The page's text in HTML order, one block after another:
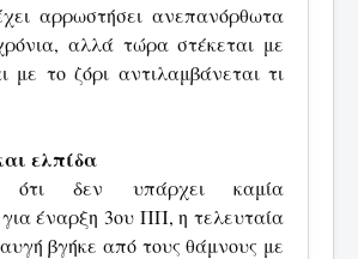
αρρωστήσει ανεπανόρθωτα
αλλά τώρα στέκεται με
με το ζόρι αντιλαμβάνεται τι
ελπίδα
ότι δεν υπάρχει καμία
έναρξη 3ου ΠΠ, η τελευταία
βγήκε από τους θάμνους με